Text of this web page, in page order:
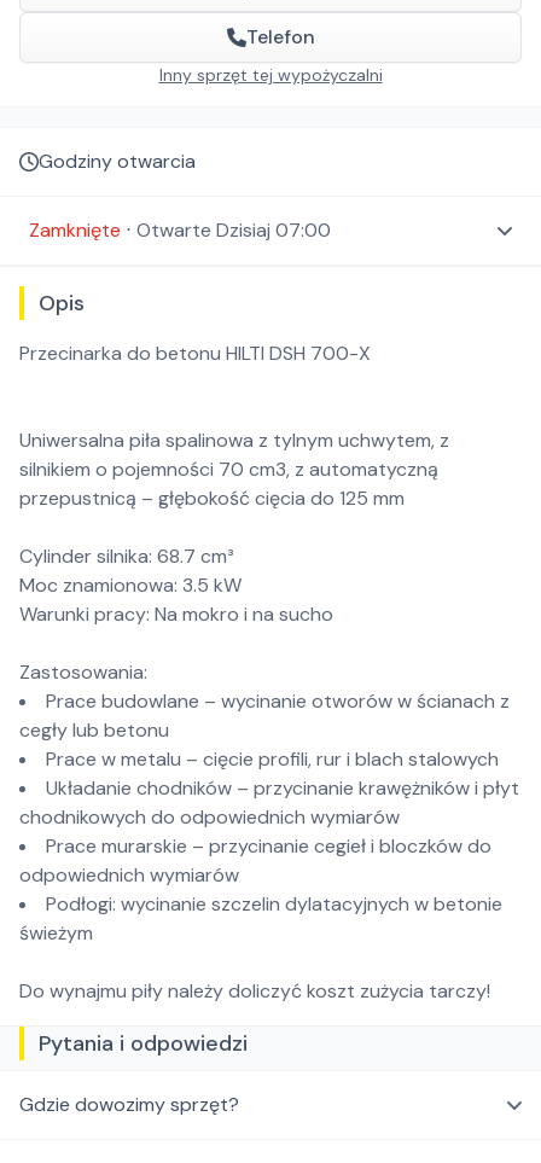
Telefon
Inny sprzęt tej wypożyczalni
Godziny otwarcia
Zamknięte ⋅ Otwarte Dzisiaj 07:00
Opis
Przecinarka do betonu HILTI DSH 700-X
Uniwersalna piła spalinowa z tylnym uchwytem, z
silnikiem o pojemności 70 cm3, z automatyczną
przepustnicą – głębokość cięcia do 125 mm
Cylinder silnika: 68.7 cm³
Moc znamionowa: 3.5 kW
Warunki pracy: Na mokro i na sucho
Zastosowania:
Prace budowlane – wycinanie otworów w ścianach z
cegły lub betonu
Prace w metalu – cięcie profili, rur i blach stalowych
Układanie chodników – przycinanie krawężników i płyt
chodnikowych do odpowiednich wymiarów
Prace murarskie – przycinanie cegieł i bloczków do
odpowiednich wymiarów
Podłogi: wycinanie szczelin dylatacyjnych w betonie
świeżym
Do wynajmu piły należy doliczyć koszt zużycia tarczy!
Pytania i odpowiedzi
Gdzie dowozimy sprzęt?